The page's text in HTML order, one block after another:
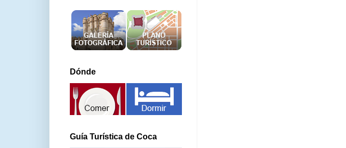
Dónde
Guía Turística de Coca